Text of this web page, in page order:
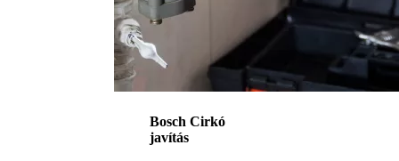
Bosch Cirkó
javítás